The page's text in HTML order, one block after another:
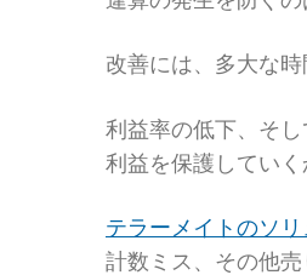
改善には、多大な
利益率の低下、そ
利益を保護していく
テラーメイトのソ
計数ミス、その他